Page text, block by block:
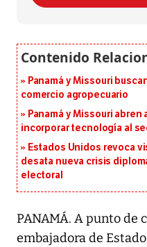
Panamá y Missouri
comercio agropecuario
Panamá y Missouri
incorporar tecnología al
Estados Unidos revoca
desata nueva crisis
electoral
PANAMÁ. A punto de
embajadora de